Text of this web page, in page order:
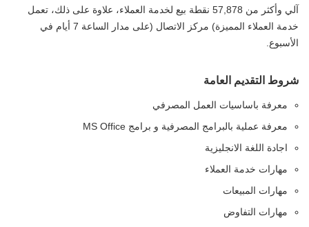
آلي وأكثر من 57,878 نقطة بيع لخدمة العملاء، علاوة على ذلك، تعمل
خدمة العملاء المميزة) مركز الاتصال (على مدار الساعة 7 أيام في
الأسبوع.
شروط التقديم العامة
معرفة باساسيات العمل المصرفي
معرفة عملية بالبرامج المصرفية و برامج MS Office
اجادة اللغة الانجليزية
مهارات خدمة العملاء
مهارات المبيعات
مهارات التفاوض